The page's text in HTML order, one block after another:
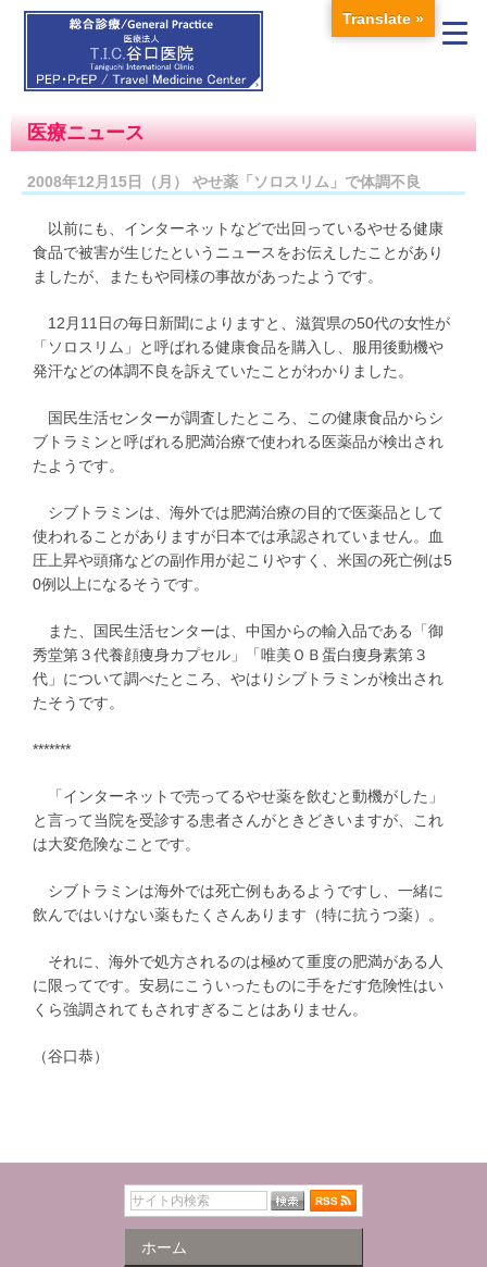
医療ニュース
2008年12月15日（月） やせ薬「ソロスリム」で体調不良
以前にも、インターネットなどで出回っているやせる健康
食品で被害が生じたというニュースをお伝えしたことがあり
ましたが、またもや同様の事故があったようです。
12月11日の毎日新聞によりますと、滋賀県の50代の女性が
「ソロスリム」と呼ばれる健康食品を購入し、服用後動機や
発汗などの体調不良を訴えていたことがわかりました。
国民生活センターが調査したところ、この健康食品からシ
ブトラミンと呼ばれる肥満治療で使われる医薬品が検出され
たようです。
シブトラミンは、海外では肥満治療の目的で医薬品として
使われることがありますが日本では承認されていません。血
圧上昇や頭痛などの副作用が起こりやすく、米国の死亡例は5
0例以上になるそうです。
また、国民生活センターは、中国からの輸入品である「御
秀堂第３代養顔痩身カプセル」「唯美ＯＢ蛋白痩身素第３
代」について調べたところ、やはりシブトラミンが検出され
たそうです。
*******
「インターネットで売ってるやせ薬を飲むと動機がした」
と言って当院を受診する患者さんがときどきいますが、これ
は大変危険なことです。
シブトラミンは海外では死亡例もあるようですし、一緒に
飲んではいけない薬もたくさんあります（特に抗うつ薬）。
それに、海外で処方されるのは極めて重度の肥満がある人
に限ってです。安易にこういったものに手をだす危険性はい
くら強調されてもされすぎることはありません。
（谷口恭）
ホーム
Translate »